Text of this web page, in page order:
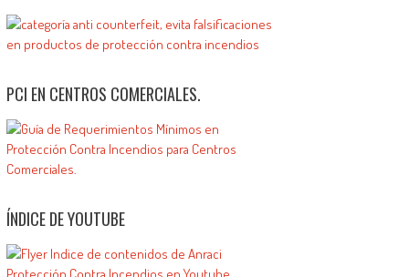
PCI EN CENTROS COMERCIALES.
ÍNDICE DE YOUTUBE